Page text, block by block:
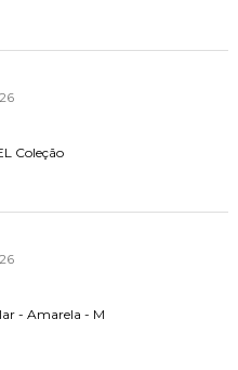
Coleção
- Amarela - M